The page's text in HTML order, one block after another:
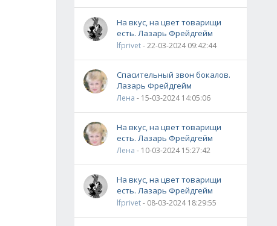
На вкус, на цвет товарищи
есть. Лазарь Фрейдгейм
lfprivet- 22-03-2024 09:42:44
Спасительный звон бокалов.
Лазарь Фрейдгейм
Лена - 15-03-2024 14:05:06
На вкус, на цвет товарищи
есть. Лазарь Фрейдгейм
Лена - 10-03-2024 15:27:42
На вкус, на цвет товарищи
есть. Лазарь Фрейдгейм
lfprivet- 08-03-2024 18:29:55